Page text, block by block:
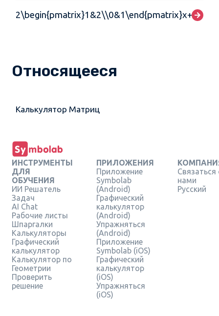
Относящееся
Калькулятор Матриц
ИНСТРУМЕНТЫ
ДЛЯ
ОБУЧЕНИЯ
ИИ Решатель
Задач
AI Chat
Рабочие листы
Шпаргалки
Калькуляторы
Графический
калькулятор
Калькулятор по
Геометрии
Проверить
решение
ПРИЛОЖЕНИЯ
Приложение
Symbolab
(Android)
Графический
калькулятор
(Android)
Упражняться
(Android)
Приложение
Symbolab (iOS)
Графический
калькулятор
(iOS)
Упражняться
(iOS)
Связаться
нами
Русский